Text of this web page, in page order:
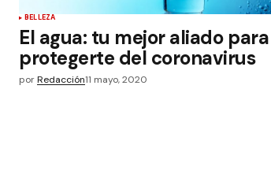
BELLEZA
El agua: tu mejor aliado para
protegerte del coronavirus
porRedacción11 mayo, 2020